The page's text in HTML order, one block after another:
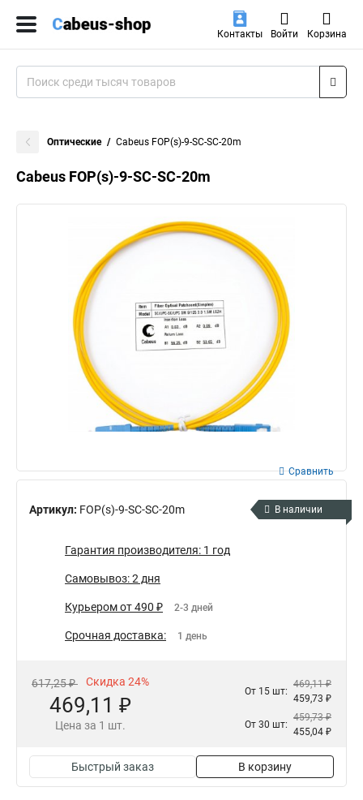
Контакты Войти Корзина
Оптические Cabeus FOP(s)-9-SC-SC-20m
Cabeus FOP(s)-9-SC-SC-20m
Артикул: FOP(s)-9-SC-SC-20m
Сравнить
В наличии
Гарантия производителя: 1 год
Самовывоз: 2 дня
Курьером от 490 ₽ 2-3 дней
Срочная доставка: 1 день
617,25 ₽ Скидка 24%
469,11 ₽
Цена за 1 шт.
От 15 шт:
469,11 ₽
459,73 ₽
От 30 шт:
459,73 ₽
455,04 ₽
Быстрый заказ В корзину